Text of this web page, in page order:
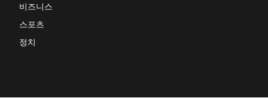
비즈니스
스포츠
정치